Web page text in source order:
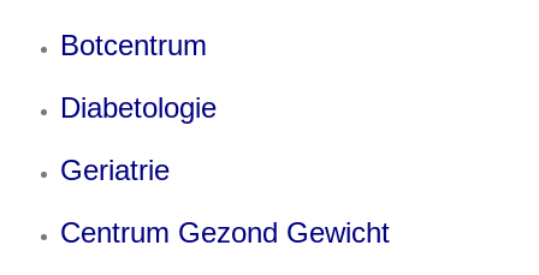
Botcentrum
Diabetologie
Geriatrie
Centrum Gezond Gewicht